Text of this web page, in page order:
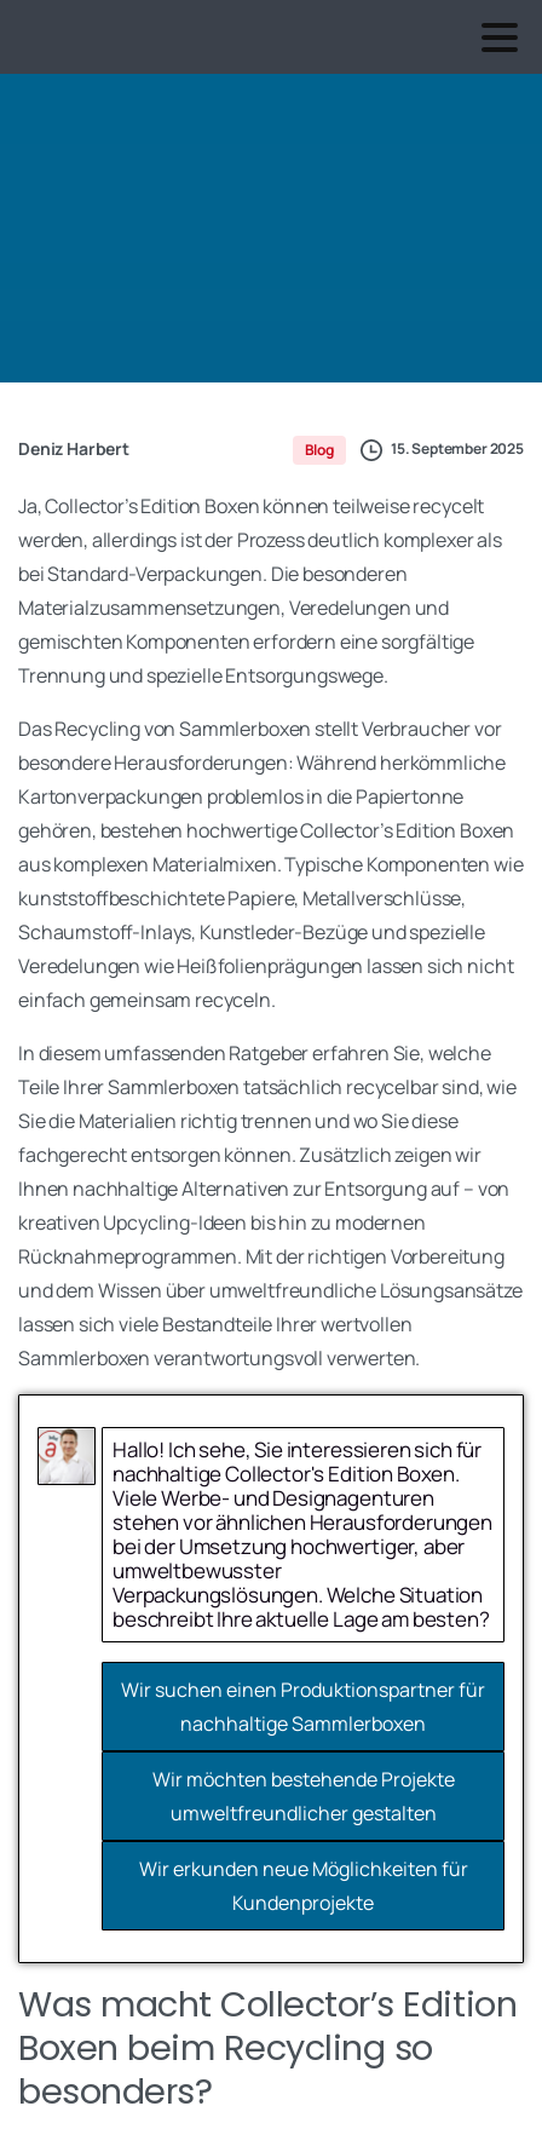
Deniz Harbert Blog 15. September 2025
Ja, Collector’s Edition Boxen können teilweise recycelt
werden, allerdings ist der Prozess deutlich komplexer als
bei Standard-Verpackungen. Die besonderen
Materialzusammensetzungen, Veredelungen und
gemischten Komponenten erfordern eine sorgfältige
Trennung und spezielle Entsorgungswege.
Das Recycling von Sammlerboxen stellt Verbraucher vor
besondere Herausforderungen: Während herkömmliche
Kartonverpackungen problemlos in die Papiertonne
gehören, bestehen hochwertige Collector’s Edition Boxen
aus komplexen Materialmixen. Typische Komponenten wie
kunststoffbeschichtete Papiere, Metallverschlüsse,
Schaumstoff-Inlays, Kunstleder-Bezüge und spezielle
Veredelungen wie Heißfolienprägungen lassen sich nicht
einfach gemeinsam recyceln.
In diesem umfassenden Ratgeber erfahren Sie, welche
Teile Ihrer Sammlerboxen tatsächlich recycelbar sind, wie
Sie die Materialien richtig trennen und wo Sie diese
fachgerecht entsorgen können. Zusätzlich zeigen wir
Ihnen nachhaltige Alternativen zur Entsorgung auf – von
kreativen Upcycling-Ideen bis hin zu modernen
Rücknahmeprogrammen. Mit der richtigen Vorbereitung
und dem Wissen über umweltfreundliche Lösungsansätze
lassen sich viele Bestandteile Ihrer wertvollen
Sammlerboxen verantwortungsvoll verwerten.
Hallo! Ich sehe, Sie interessieren sich für
nachhaltige Collector's Edition Boxen.
Viele Werbe- und Designagenturen
stehen vor ähnlichen Herausforderungen
bei der Umsetzung hochwertiger, aber
umweltbewusster
Verpackungslösungen. Welche Situation
beschreibt Ihre aktuelle Lage am besten?
Wir suchen einen Produktionspartner für
nachhaltige Sammlerboxen
Wir möchten bestehende Projekte
umweltfreundlicher gestalten
Wir erkunden neue Möglichkeiten für
Kundenprojekte
Wir haben ein aktuelles Projekt, das
umgesetzt werden soll
Wir planen für die nächsten Monate
Wir sammeln erstmal Informationen für
künftige Projekte
Recyclingfreundliche Materialien und
Konstruktion
Hochwertige Optik trotz nachhaltiger
Produktion
Kosteneffiziente Umsetzung bei kleinen
Name*
E-Mail*
Jetzt Kontakt aufnehmen
Was macht Collector’s Edition
Boxen beim Recycling so
besonders?